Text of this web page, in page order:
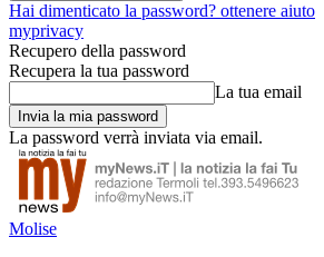
Hai dimenticato la password? ottenere aiuto
myprivacy
Recupero della password
Recupera la tua password
La tua email
La password verrà inviata via email.
Molise